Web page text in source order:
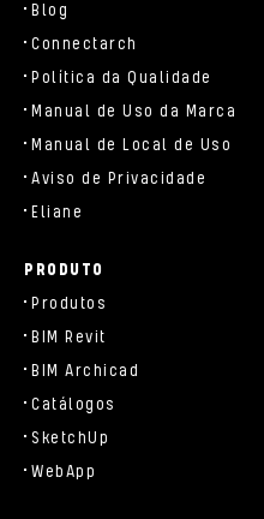
Blog
Connectarch
Política da Qualidade
Manual de Uso da Marca
Manual de Local de Uso
Aviso de Privacidade
Eliane
PRODUTO
Produtos
BIM Revit
BIM Archicad
Catálogos
SketchUp
WebApp